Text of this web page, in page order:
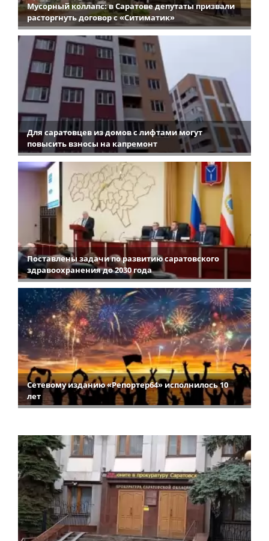
Мусорный коллапс: в Саратове депутаты призвали
расторгнуть договор с «Ситиматик»
Для саратовцев из домов с лифтами могут
повысить взносы на капремонт
Поставлены задачи по развитию саратовского
здравоохранения до 2030 года
Сетевому изданию «Репортер64» исполнилось 10
лет